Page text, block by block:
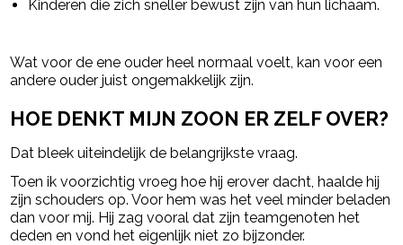
Kinderen die zich sneller bewust zijn van hun lichaam.
Wat voor de ene ouder heel normaal voelt, kan voor een
andere ouder juist ongemakkelijk zijn.
HOE DENKT MIJN ZOON ER ZELF OVER?
Dat bleek uiteindelijk de belangrijkste vraag.
Toen ik voorzichtig vroeg hoe hij erover dacht, haalde hij
zijn schouders op. Voor hem was het veel minder beladen
dan voor mij. Hij zag vooral dat zijn teamgenoten het
deden en vond het eigenlijk niet zo bijzonder.